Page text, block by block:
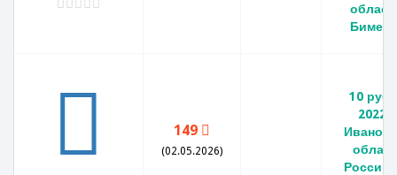
149
(02.05.2026)
10
2022